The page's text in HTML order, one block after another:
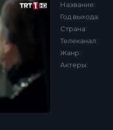
Название:
Год выхода:
Страна:
Телеканал:
Жанр:
Актеры: